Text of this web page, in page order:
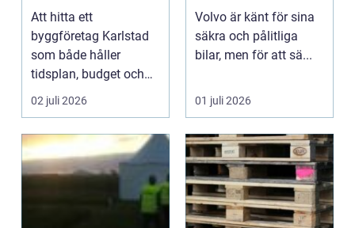
ditt projekt
Att hitta ett
byggföretag Karlstad
som både håller
tidsplan, budget och
kvalitet kan kännas
som en u...
02 juli 2026
Volvo är känt för sina
säkra och pålitliga
bilar, men för att sä...
01 juli 2026